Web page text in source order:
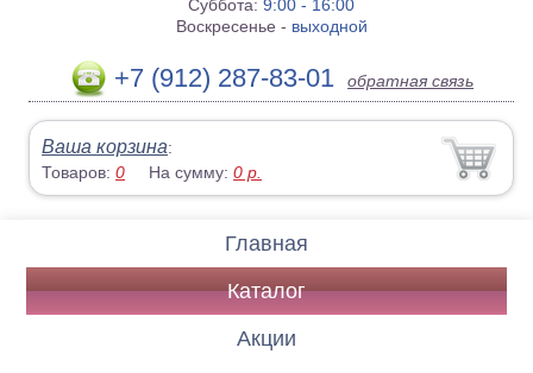
Суббота:9:00 - 16:00
Воскресенье - выходной
+7 (912) 287-83-01 обратная связь
Ваша корзина:
Товаров:0 На сумму:0 р.
Главная
Каталог
Акции